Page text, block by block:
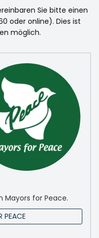
Sie bitte einen
oder online). Dies ist
möglich.
Mayors for Peace.
PEACE